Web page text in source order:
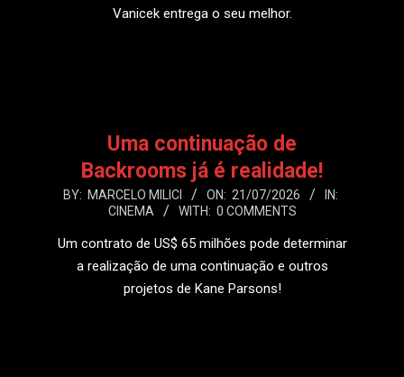
Vanicek entrega o seu melhor.
Uma continuação de
Backrooms já é realidade!
2026-
21
BY: MARCELO MILICI ON: 21/07/2026
IN:
CINEMA
WITH: 0 COMMENTS
Um contrato de US$ 65 milhões pode determinar
a realização de uma continuação e outros
projetos de Kane Parsons!